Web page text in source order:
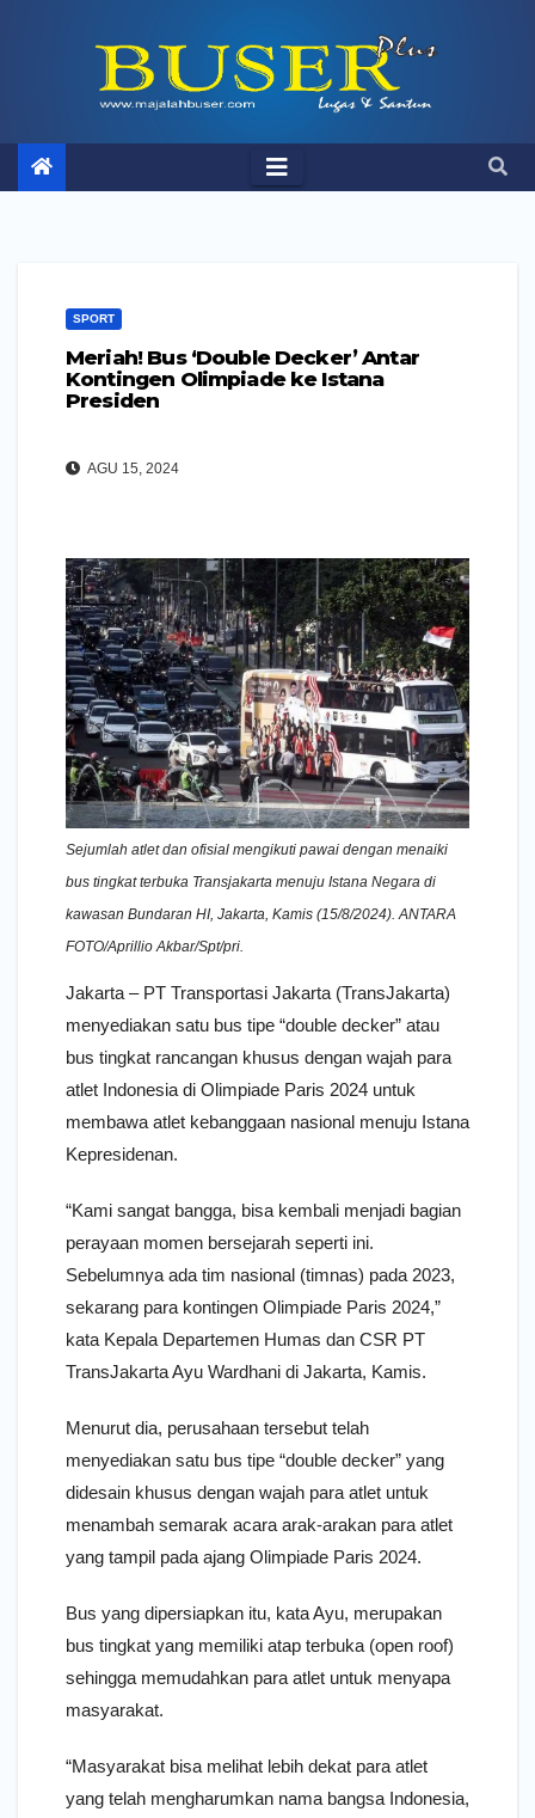
SPORT
Meriah! Bus ‘Double Decker’ Antar
Kontingen Olimpiade ke Istana
Presiden
AGU 15, 2024
Sejumlah atlet dan ofisial mengikuti pawai dengan menaiki
bus tingkat terbuka Transjakarta menuju Istana Negara di
kawasan Bundaran HI, Jakarta, Kamis (15/8/2024). ANTARA
FOTO/Aprillio Akbar/Spt/pri.
Jakarta – PT Transportasi Jakarta (TransJakarta)
menyediakan satu bus tipe “double decker” atau
bus tingkat rancangan khusus dengan wajah para
atlet Indonesia di Olimpiade Paris 2024 untuk
membawa atlet kebanggaan nasional menuju Istana
Kepresidenan.
“Kami sangat bangga, bisa kembali menjadi bagian
perayaan momen bersejarah seperti ini.
Sebelumnya ada tim nasional (timnas) pada 2023,
sekarang para kontingen Olimpiade Paris 2024,”
kata Kepala Departemen Humas dan CSR PT
TransJakarta Ayu Wardhani di Jakarta, Kamis.
Menurut dia, perusahaan tersebut telah
menyediakan satu bus tipe “double decker” yang
didesain khusus dengan wajah para atlet untuk
menambah semarak acara arak-arakan para atlet
yang tampil pada ajang Olimpiade Paris 2024.
Bus yang dipersiapkan itu, kata Ayu, merupakan
bus tingkat yang memiliki atap terbuka (open roof)
sehingga memudahkan para atlet untuk menyapa
masyarakat.
“Masyarakat bisa melihat lebih dekat para atlet
yang telah mengharumkan nama bangsa Indonesia,